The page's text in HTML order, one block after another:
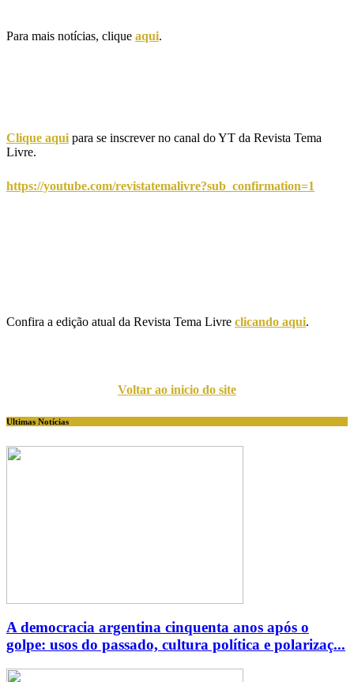
Para mais notícias, clique aqui.
Clique aquipara se inscrever no canal do YT da Revista Tema
Livre.
https://youtube.com/revistatemalivre?sub_confirmation=1
Confira a edição atual da Revista Tema Livre clicando aqui.
Voltar ao inicio do site
Ultimas Notícias
A democracia argentina cinquenta anos após o
golpe: usos do passado, cultura política e polarizaç...